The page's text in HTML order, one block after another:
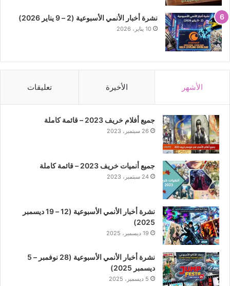
نشرة أخبار الأنمي الأسبوعية (2 – 9 يناير 2026)
10 يناير، 2026
الأشهر الأخيرة تعليقات
جميع أفلام خريف 2023 – قائمة كاملة
26 سبتمبر، 2023
جميع أنميات خريف 2023 – قائمة كاملة
24 سبتمبر، 2023
نشرة أخبار الأنمي الأسبوعية (12 – 19 ديسمبر
2025)
19 ديسمبر، 2025
نشرة أخبار الأنمي الأسبوعية (28 نوفمبر – 5
ديسمبر 2025)
5 ديسمبر، 2025